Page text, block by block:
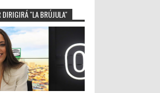
DIRIGIRÁ "LA BRÚJULA"